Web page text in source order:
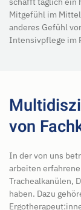
Mitgefühl im
anderes Gefühl
Intensivpflege im
von
In der von uns
arbeiten
Trachealkanülen,
haben. Dazu